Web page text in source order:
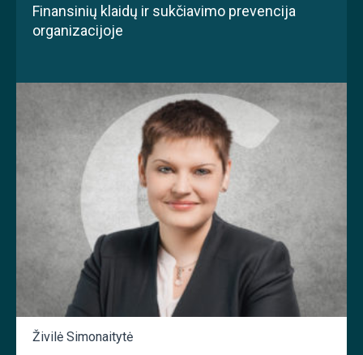
Finansinių klaidų ir sukčiavimo prevencija
organizacijoje
Živilė Simonaitytė